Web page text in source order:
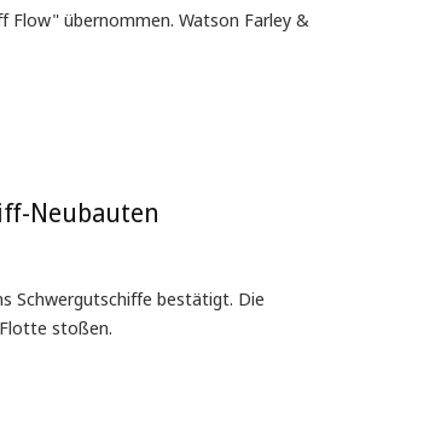
Flow" übernommen. Watson Farley &
Neubauten
Schwergutschiffe bestätigt. Die
stoßen.